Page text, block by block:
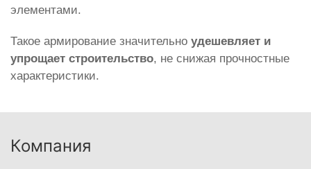
элементами.
Такое армирование значительно удешевляет и
упрощает строительство, не снижая прочностные
характеристики.
Компания